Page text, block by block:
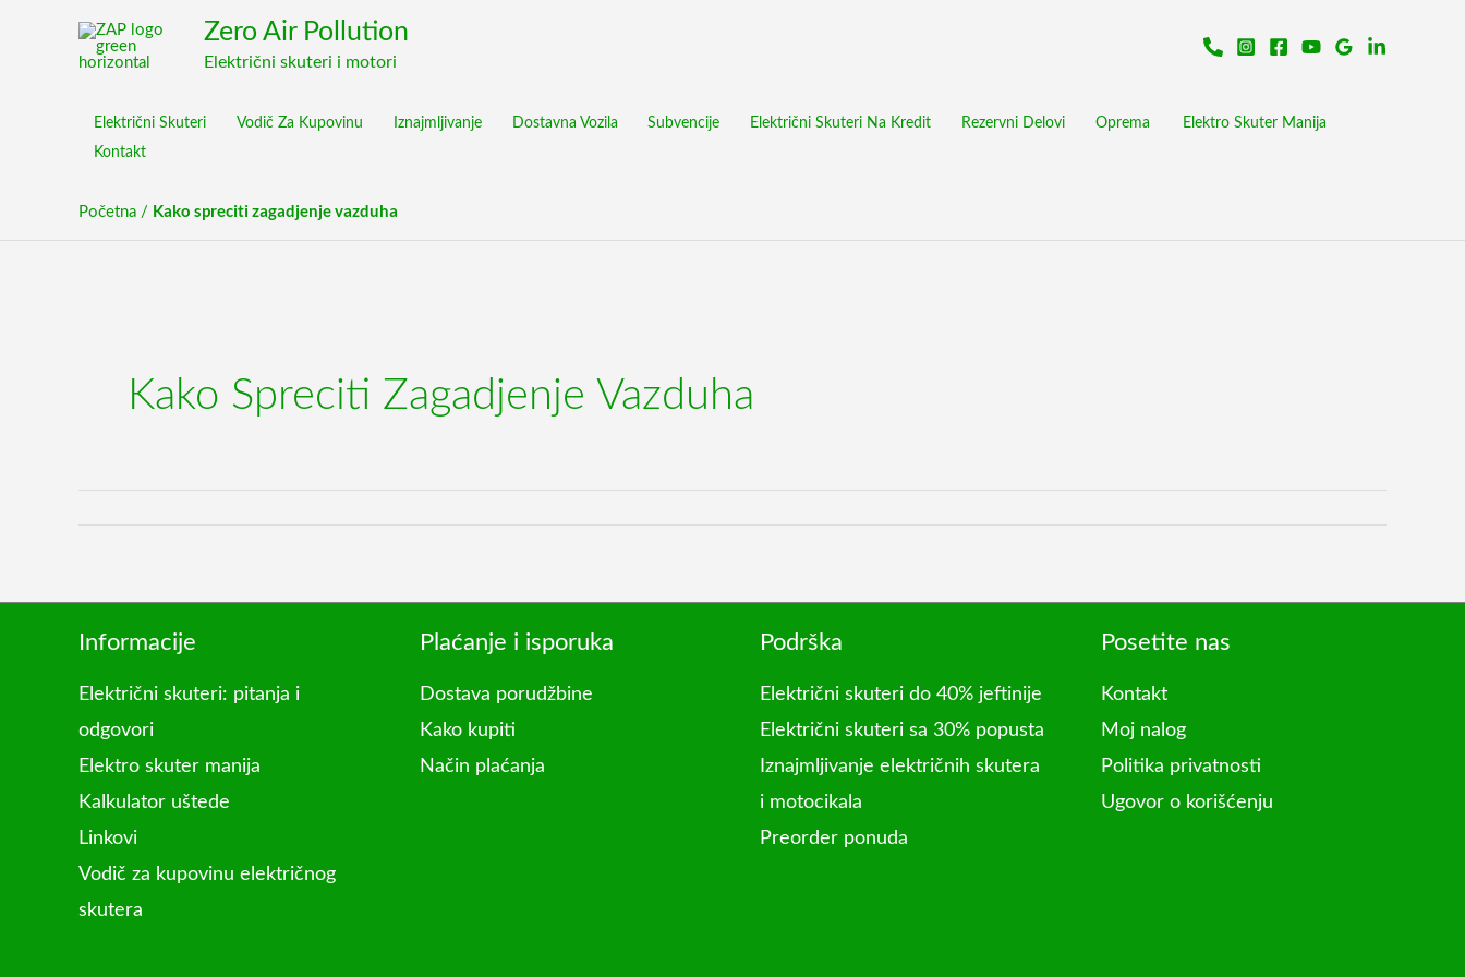
Zero Air Pollution
Električni skuteri i motori
Električni Skuteri Vodič Za Kupovinu Iznajmljivanje Dostavna Vozila Subvencije Električni Skuteri Na Kredit Rezervni Delovi Oprema
Elektro Skuter Manija
Kontakt
Početna / Kako spreciti zagadjenje vazduha
Kako Spreciti Zagadjenje Vazduha
Informacije
Električni skuteri: pitanja i
odgovori
Elektro skuter manija
Kalkulator uštede
Linkovi
Vodič za kupovinu električnog
skutera
Plaćanje i isporuka
Dostava porudžbine
Kako kupiti
Način plaćanja
Podrška
Električni skuteri do 40% jeftinije
Električni skuteri sa 30% popusta
Iznajmljivanje električnih skutera
i motocikala
Preorder ponuda
Posetite nas
Kontakt
Moj nalog
Politika privatnosti
Ugovor o korišćenju